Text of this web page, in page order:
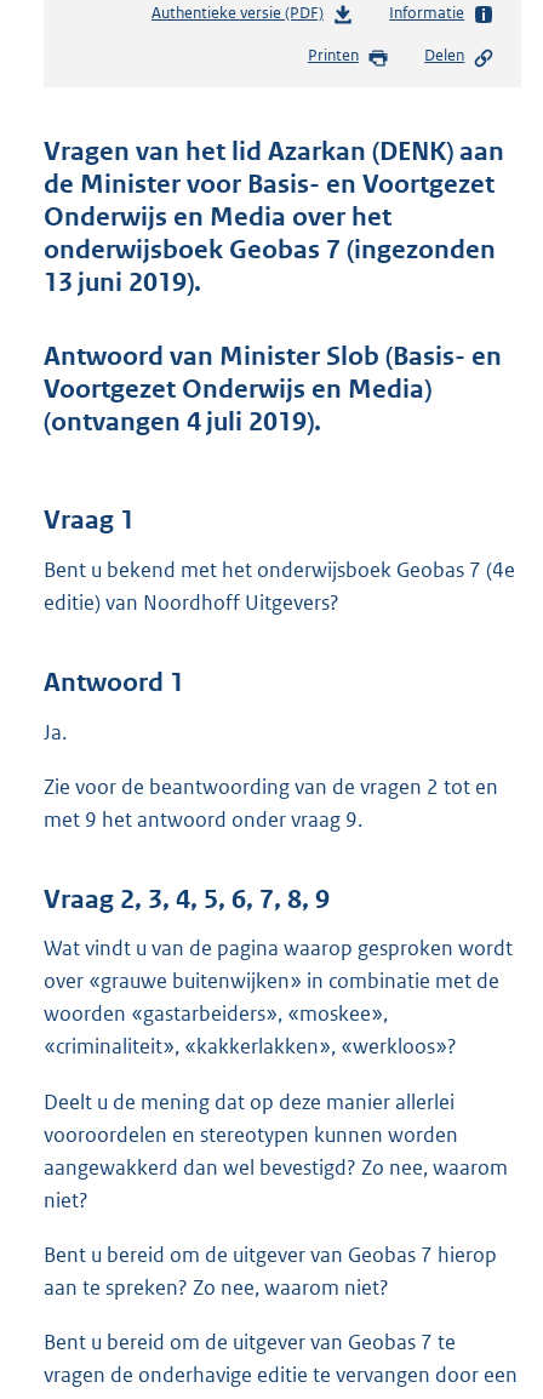
Authentieke versie (PDF)b
s
n
d
s
g
r
t
e
:
Informatie
Printen Delen
Vragen van het lid Azarkan (DENK) aan
de Minister voor Basis- en Voortgezet
Onderwijs en Media over het
onderwijsboek Geobas 7 (ingezonden
13 juni 2019).
Antwoord van Minister Slob (Basis- en
Voortgezet Onderwijs en Media)
(ontvangen 4 juli 2019).
Vraag 1
Bent u bekend met het onderwijsboek Geobas 7 (4e
editie) van Noordhoff Uitgevers?
Antwoord 1
Ja.
Zie voor de beantwoording van de vragen 2 tot en
met 9 het antwoord onder vraag 9.
Vraag 2, 3, 4, 5, 6, 7, 8, 9
Wat vindt u van de pagina waarop gesproken wordt
over «grauwe buitenwijken» in combinatie met de
woorden «gastarbeiders», «moskee»,
«criminaliteit», «kakkerlakken», «werkloos»?
Deelt u de mening dat op deze manier allerlei
vooroordelen en stereotypen kunnen worden
aangewakkerd dan wel bevestigd? Zo nee, waarom
niet?
Bent u bereid om de uitgever van Geobas 7 hierop
aan te spreken? Zo nee, waarom niet?
Bent u bereid om de uitgever van Geobas 7 te
vragen de onderhavige editie te vervangen door een